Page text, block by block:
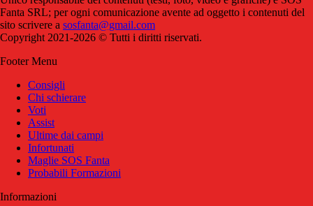
Fanta SRL; per ogni comunicazione avente ad oggetto i contenuti del
sito scrivere a sosfanta@gmail.com
Copyright 2021-2026 © Tutti i diritti riservati.
Footer Menu
Consigli
Chi schierare
Voti
Assist
Ultime dai campi
Infortunati
Maglie SOS Fanta
Probabili Formazioni
Informazioni